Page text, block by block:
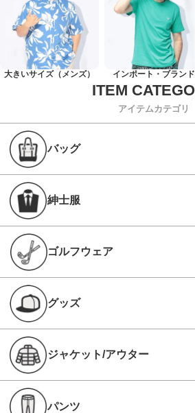
大きいサイズ（メンズ） インポート・ブランド
アイテムカテゴリ
バッグ
紳士服
ゴルフウェア
グッズ
ジャケット/アウター
パンツ